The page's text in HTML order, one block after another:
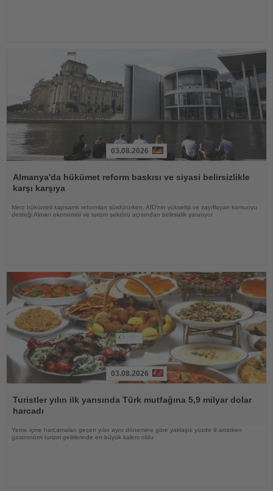
Oku
03.08.2026
Almanya'da hükümet reform baskısı ve siyasi belirsizlikle
karşı karşıya
Merz hükümeti kapsamlı reformları sürdürürken, AfD'nin yükselişi ve zayıflayan kamuoyu
desteği Alman ekonomisi ve turizm sektörü açısından belirsizlik yaratıyor
Oku
03.08.2026
Turistler yılın ilk yarısında Türk mutfağına 5,9 milyar dolar
harcadı
Yeme içme harcamaları geçen yılın aynı dönemine göre yaklaşık yüzde 9 artarken
gastronomi turizm gelirlerinde en büyük kalem oldu